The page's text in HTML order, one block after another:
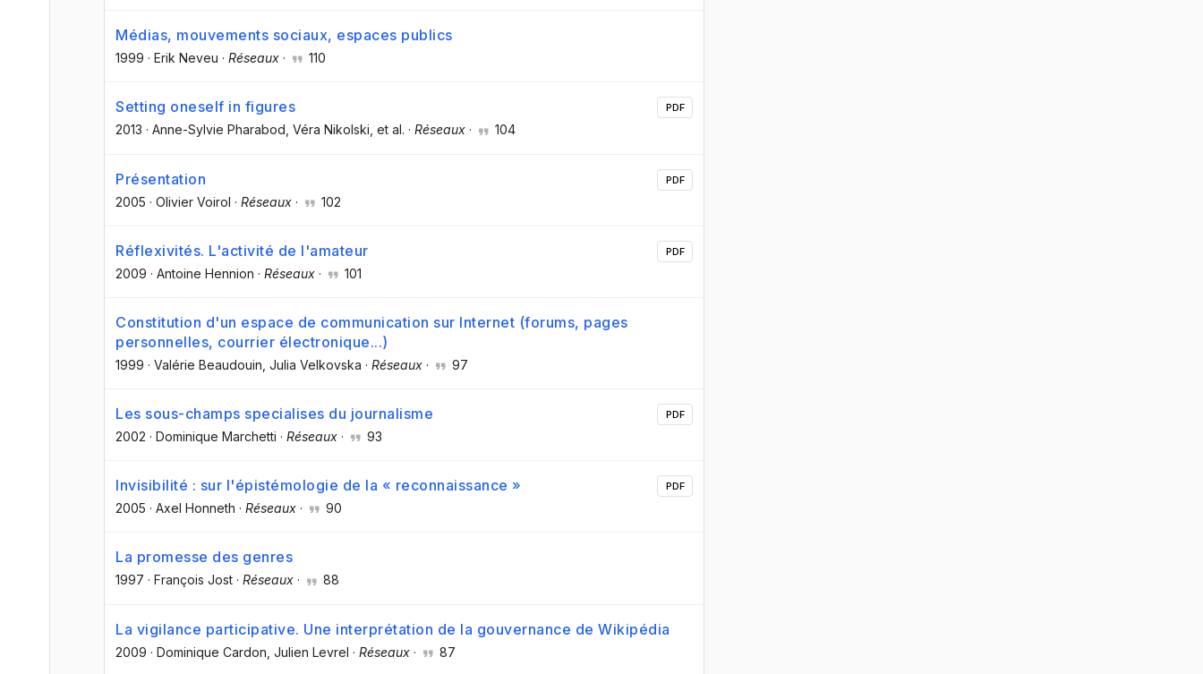
Médias, mouvements sociaux, espaces publics
1999 · Erik Neveu · Réseaux · 110
Setting oneself in figures
2013 · Anne-Sylvie Pharabod, Véra Nikolski, et al. · Réseaux · 104
PDF
Présentation
2005 · Olivier Voirol · Réseaux · 102
PDF
Réflexivités. L'activité de l'amateur
2009 · Antoine Hennion · Réseaux · 101
PDF
Constitution d'un espace de communication sur Internet (forums, pages
personnelles, courrier électronique...)
1999 · Valérie Beaudouin , Julia Velkovska · Réseaux · 97
Les sous-champs specialises du journalisme
2002 · Dominique Marchetti · Réseaux · 93
PDF
Invisibilité : sur l'épistémologie de la « reconnaissance »
2005 · Axel Honneth · Réseaux · 90
PDF
La promesse des genres
1997 · François Jost · Réseaux · 88
La vigilance participative. Une interprétation de la gouvernance de Wikipédia
2009 · Dominique Cardon , Julien Levrel · Réseaux · 87